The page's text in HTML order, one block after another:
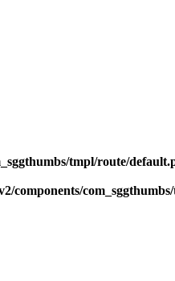
tmpl/route/
components/